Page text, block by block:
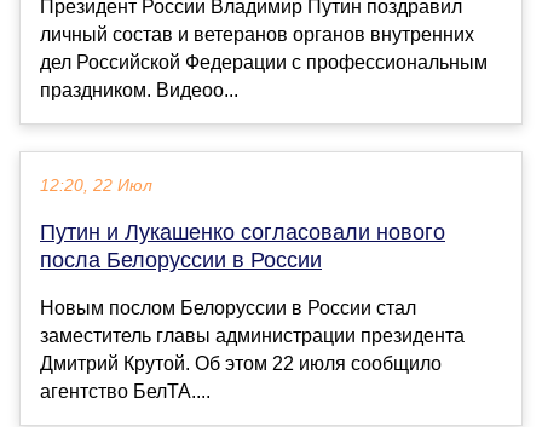
Президент России Владимир Путин поздравил
личный состав и ветеранов органов внутренних
дел Российской Федерации с профессиональным
праздником. Видеоо...
12:20, 22 Июл
Путин и Лукашенко согласовали нового
посла Белоруссии в России
Новым послом Белоруссии в России стал
заместитель главы администрации президента
Дмитрий Крутой. Об этом 22 июля сообщило
агентство БелТА....